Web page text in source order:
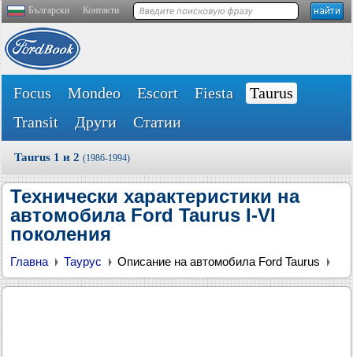
Български Контакти
Focus Mondeo Escort Fiesta
Taurus
Transit
Други Статии
Taurus 1 и 2 (1986-1994)
Технически характеристики на
автомобила Ford Taurus I-VI
поколения
Главна Таурус Описание на автомобила Ford Taurus